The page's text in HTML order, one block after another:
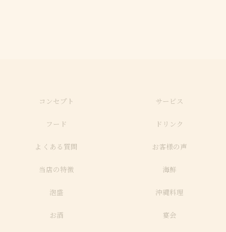
コンセプト サービス
フード ドリンク
よくある質問 お客様の声
当店の特徴 海鮮
泡盛 沖縄料理
お酒 宴会